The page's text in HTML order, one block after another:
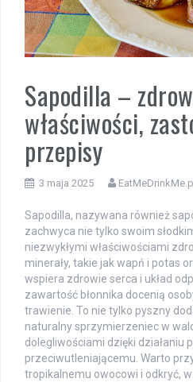
Sapodilla –
właściwości,
przepisy
3 maja 2025 EatMeDrinkMe.pl
Sapodilla, nazywana również
zachwyca nie tylko swoim
niezwykłymi właściwościami
minerały, takie jak wapń i potas
wspiera zdrowie serca i układ
zawartość błonnika docenią
trawienie. To nie tylko pyszny
naturalny sprzymierzeniec w
dolegliwościami dzięki działaniu
przeciwutleniającemu. Warto
tropikalnemu owocowi i odkryć,